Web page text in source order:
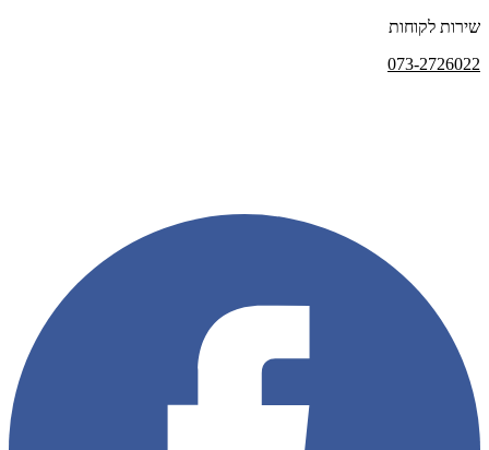
שירות לקוחות
073-2726022